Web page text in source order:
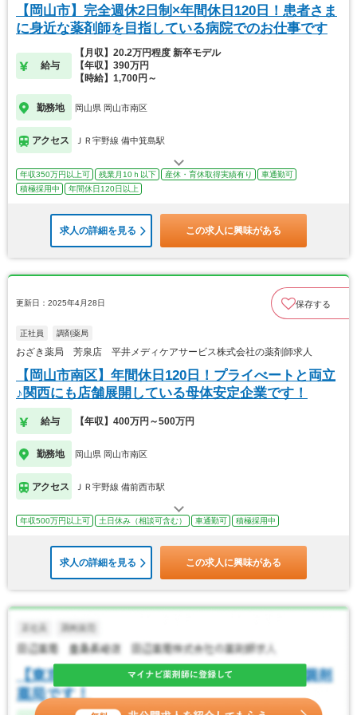
【岡山市】完全週休2日制×年間休日120日！患者さま
に身近な薬剤師を目指している病院でのお仕事です
給与
【月収】20.2万円程度 新卒モデル
【年収】390万円
【時給】1,700円～
勤務地 岡山県 岡山市南区
アクセス ＪＲ宇野線 備中箕島駅
年収350万円以上可 残業月10ｈ以下 産休・育休取得実績有り
車通勤可
積極採用中
年間休日120日以上
求人の詳細を見る この求人に興味がある
更新日：2025年4月28日 保存する
正社員 調剤薬局
おざき薬局 芳泉店 平井メディケアサービス株式会社の薬剤師求人
【岡山市南区】年間休日120日！プライべートと両立
♪関西にも店舗展開している母体安定企業です！
給与 【年収】400万円～500万円
勤務地 岡山県 岡山市南区
アクセス ＪＲ宇野線 備前西市駅
年収500万円以上可 土日休み（相談可含む） 車通勤可 積極採用中
求人の詳細を見る この求人に興味がある